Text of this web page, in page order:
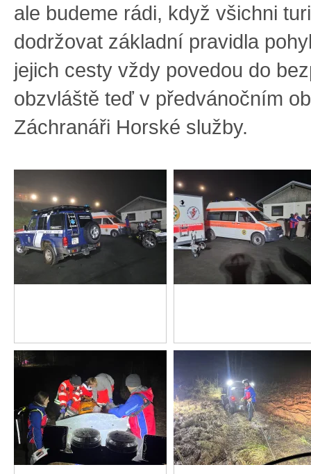
ale budeme rádi, když všichni
dodržovat základní pravidla
jejich cesty vždy povedou do
obzvláště teď v předvánočním
Záchranáři Horské služby.